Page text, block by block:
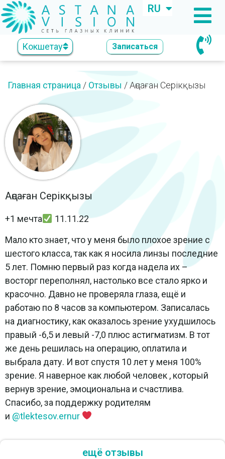
RU
KZ
Кокшетау Записаться
Главная страница / Отзывы /Аңсаған Серікқызы
Аңсаған Серікқызы
+1 мечта
11.11.22
Мало кто знает, что у меня было плохое зрение с
шестого класса, так как я носила линзы последние
5 лет. Помню первый раз когда надела их –
восторг переполнял, настолько все стало ярко и
красочно. Давно не проверяла глаза, ещё и
работаю по 8 часов за компьютером. Записалась
на диагностику, как оказалось зрение ухудшилось
правый -6,5 и левый -7,0 плюс астигматизм. В тот
же день решилась на операцию, оплатила и
выбрала дату. И вот спустя 10 лет у меня 100%
зрение. Я наверное как любой человек , который
вернув зрение, эмоциональна и счастлива.
Спасибо, за поддержку родителям
и @tlektesov.ernur
ещё отзывы